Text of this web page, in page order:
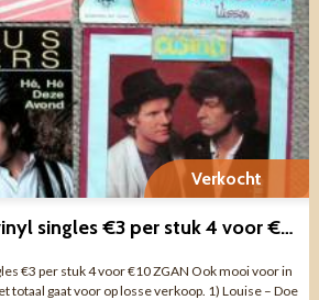
Verkocht
Circus Custers 4 vinyl singles €3 per stuk 4 voor €10 ZGAN
€3 per stuk 4 voor €10 ZGAN Ook mooi voor in
totaal gaat voor op losse verkoop. 1) Louise – Doe